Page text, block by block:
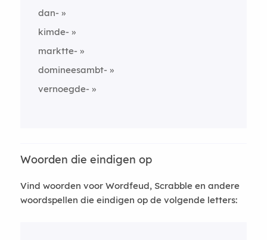
dan-
kimde-
marktte-
domineesambt-
vernoegde-
Woorden die eindigen op
Vind woorden voor Wordfeud, Scrabble en andere
woordspellen die eindigen op de volgende letters: